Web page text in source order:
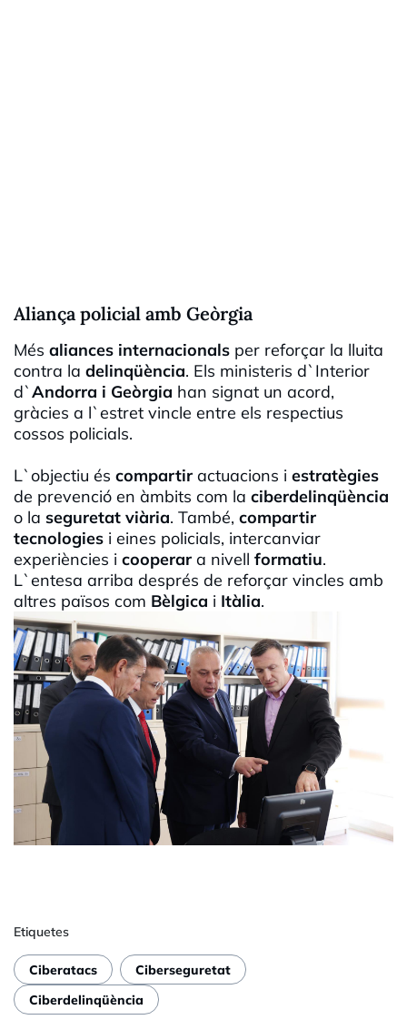
Aliança policial amb Geòrgia
Més aliances internacionals per reforçar la lluita
contra la delinqüència. Els ministeris d`Interior
d`Andorra i Geòrgia han signat un acord,
gràcies a l`estret vincle entre els respectius
cossos policials.
L`objectiu és compartir actuacions i estratègies
de prevenció en àmbits com la ciberdelinqüència
o la seguretat viària. També, compartir
tecnologies i eines policials, intercanviar
experiències i cooperar a nivell formatiu.
L`entesa arriba després de reforçar vincles amb
altres països com Bèlgica i Itàlia.
Etiquetes
Ciberatacs
Ciberseguretat
Ciberdelinqüència